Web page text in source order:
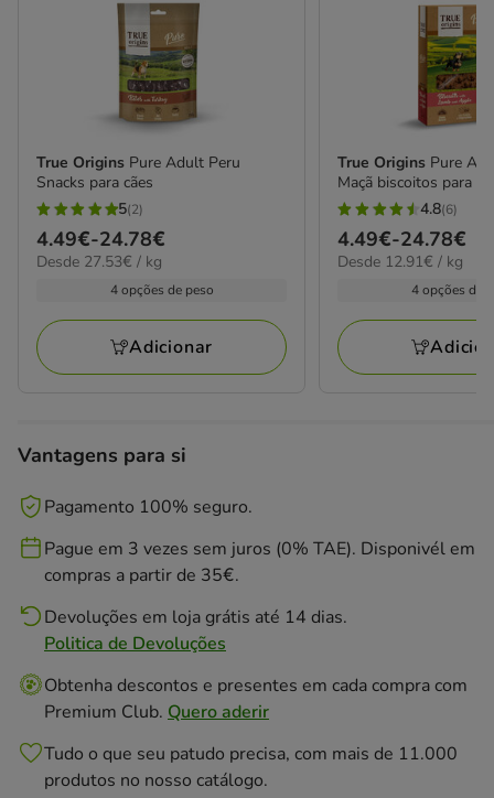
True Origins Pure Adult Peru
Snacks para cães
5
estrelas
com
avaliações
5(2)
Preço
de
24.78€
4.49€-24.78€
27.53€
Desde 27.53€ / kg
4 opções de peso
Adicionar
True Origins Pure
Maçã biscoitos para
4.8
estrelas
com
avaliações
4.8(6)
Preço
de
24.78€
4.49€-24.78€
12.91€
Desde 12.91€ / kg
4 opções de
Vantagens para si
Pagamento 100% seguro.
Pague em 3 vezes sem juros (0% TAE). Disponivél em
compras a partir de 35€.
Devoluções em loja grátis até 14 dias.
Politica de Devoluções
Obtenha descontos e presentes em cada compra com
Premium Club. Quero aderir
Tudo o que seu patudo precisa, com mais de 11.000
produtos no nosso catálogo.